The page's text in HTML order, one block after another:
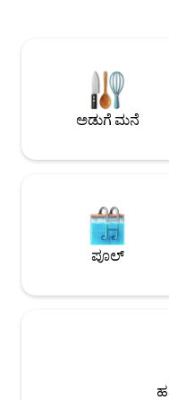
ನವೀಕರಿಸಿದ 5 ಪೂರ್ಣ
ಮಲಗುತ್ತದೆ. ಸಾಕುಪ್ರಾಣಿಗಳಿಗೆ
ಸಾಕುಪ್ರಾಣಿ ಶುಲ್ಕವನ್ನು
ರಿಮೋಟ್ ಕೆಲಸಕ್ಕಾಗಿ
ಅಡುಗೆ ಮನೆ
ಪೂಲ್